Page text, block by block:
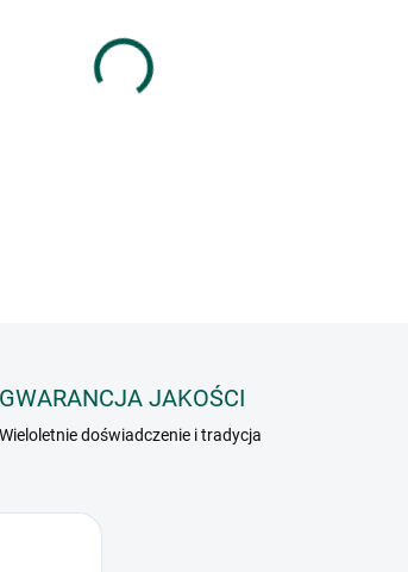
GWARANCJA JAKOŚCI
Wieloletnie doświadczenie i tradycja